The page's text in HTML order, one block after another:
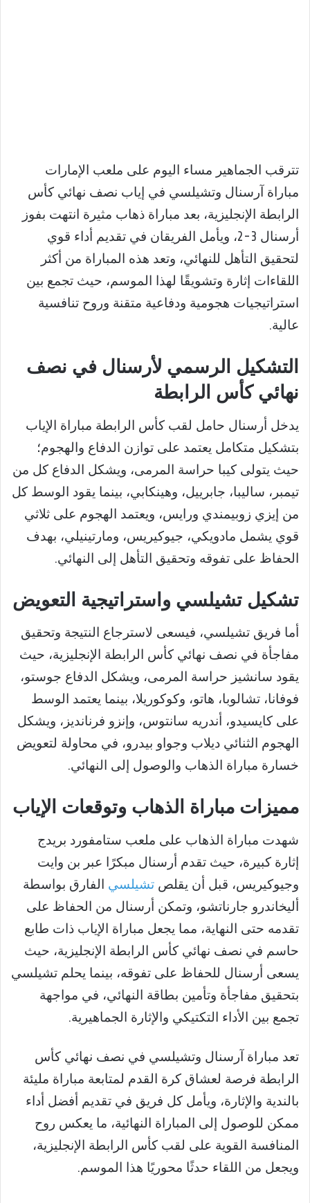
تترقب الجماهير مساء اليوم على ملعب الإمارات
مباراة آرسنال وتشيلسي في إياب نصف نهائي كأس
الرابطة الإنجليزية، بعد مباراة ذهاب مثيرة انتهت بفوز
أرسنال 3-2، ويأمل الفريقان في تقديم أداء قوي
لتحقيق التأهل للنهائي، وتعد هذه المباراة من أكثر
اللقاءات إثارة وتشويقًا لهذا الموسم، حيث تجمع بين
استراتيجيات هجومية ودفاعية متقنة وروح تنافسية
عالية.
التشكيل الرسمي لأرسنال في نصف
نهائي كأس الرابطة
يدخل أرسنال حامل لقب كأس الرابطة مباراة الإياب
بتشكيل متكامل يعتمد على توازن الدفاع والهجوم؛
حيث يتولى كيبا حراسة المرمى، ويشكل الدفاع كل من
تيمبر، ساليبا، جابرييل، وهينكابي، بينما يقود الوسط كل
من إيزي زوبيمندي ورايس، ويعتمد الهجوم على ثلاثي
قوي يشمل مادويكي، جيوكيريس، ومارتينيلي، بهدف
الحفاظ على تفوقه وتحقيق التأهل إلى النهائي.
تشكيل تشيلسي واستراتيجية التعويض
أما فريق تشيلسي، فيسعى لاسترجاع النتيجة وتحقيق
مفاجأة في نصف نهائي كأس الرابطة الإنجليزية، حيث
يقود سانشيز حراسة المرمى، ويشكل الدفاع جوستو،
فوفانا، تشالوبا، هاتو، وكوكوريلا، بينما يعتمد الوسط
على كايسيدو، أندريه سانتوس، وإنزو فرنانديز، ويشكل
الهجوم الثنائي ديلاب وجواو بيدرو، في محاولة لتعويض
خسارة مباراة الذهاب والوصول إلى النهائي.
مميزات مباراة الذهاب وتوقعات الإياب
شهدت مباراة الذهاب على ملعب ستامفورد بريدج
إثارة كبيرة، حيث تقدم أرسنال مبكرًا عبر بن وايت
وجيوكيريس، قبل أن يقلص تشيلسي الفارق بواسطة
أليخاندرو جارناتشو، وتمكن أرسنال من الحفاظ على
تقدمه حتى النهاية، مما يجعل مباراة الإياب ذات طابع
حاسم في نصف نهائي كأس الرابطة الإنجليزية، حيث
يسعى أرسنال للحفاظ على تفوقه، بينما يحلم تشيلسي
بتحقيق مفاجأة وتأمين بطاقة النهائي، في مواجهة
تجمع بين الأداء التكتيكي والإثارة الجماهيرية.
تعد مباراة آرسنال وتشيلسي في نصف نهائي كأس
الرابطة فرصة لعشاق كرة القدم لمتابعة مباراة مليئة
بالندية والإثارة، ويأمل كل فريق في تقديم أفضل أداء
ممكن للوصول إلى المباراة النهائية، ما يعكس روح
المنافسة القوية على لقب كأس الرابطة الإنجليزية،
ويجعل من اللقاء حدثًا محوريًا هذا الموسم.